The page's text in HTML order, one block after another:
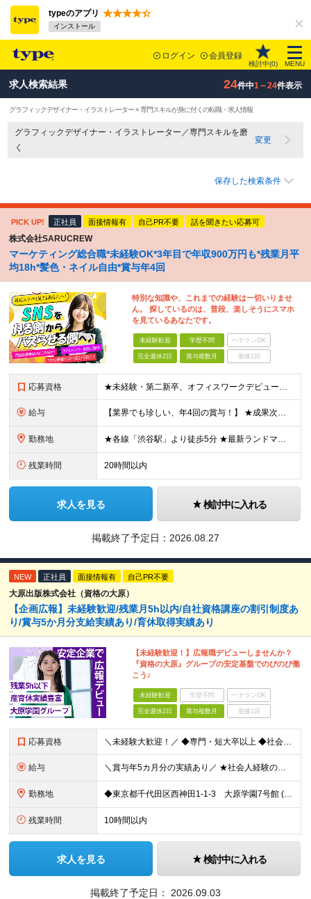
typeのアプリ
インストール
ログイン 会員登録
検討中(0) MENU
求人検索結果 24件中1～24件表示
グラフィックデザイナー・イラストレーター × 専門スキルが身に付くの転職・求人情報
グラフィックデザイナー・イラストレーター／専門スキルを磨
く
変更
保存した検索条件
PICK UP! 正社員 面接情報有 自己PR不要 話を聞きたい応募可
株式会社SARUCREW
マーケティング総合職*未経験OK*3年目で年収900万円も*残業月平
均18h*髪色・ネイル自由*賞与年4回
特別な知識や、これまでの経験は一切いりませ
ん。 探しているのは、普段、楽しそうにスマホ
を見ているあなたです。
未経験歓迎 学歴不問 ベテランOK
完全週休2日 賞与複数月 面接1回
応募資格 ★未経験・第二新卒、オフィスワークデビュー大歓迎 ★平均年齢は28.6歳！ ★20代の若手メンバーが中心になって活躍している職場です！ ●学歴不問 ※35歳以下の方（若年層の長期キャリア形成） ★こ
給与 【業界でも珍しい、年4回の賞与！】 ★成果次第でスピード昇給可 →20代で年収700万〜900万超も！ ■未経験：月給26〜30万円＋賞与年4回（業績による）＋各種手当 ※経験・スキルを考慮して決定
勤務地 ★各線「渋谷駅」より徒歩5分 ★最新ランドマークオフィスです！ ★転勤はありません 【本社】 東京都渋谷区道玄坂2-25-12 道玄坂通 dogenzaka-dori 5階 ※(変更の範囲)上記を除
残業時間 20時間以内
求人を見る 検討中に入れる
掲載終了予定日： 2026.08.27
NEW 正社員 面接情報有 自己PR不要
大原出版株式会社（資格の大原）
【企画広報】未経験歓迎/残業月5h以内/自社資格講座の割引制度あ
り/賞与5か月分支給実績あり/育休取得実績あり
【未経験歓迎！】広報職デビューしませんか？
『資格の大原』グループの安定基盤でのびのび働
こう♪
未経験歓迎 学歴不問 ベテランOK
完全週休2日 賞与複数月 面接1回
応募資格 ＼未経験大歓迎！／ ◆専門・短大卒以上 ◆社会人経験がある方 いろいろやってみたい！という意欲があればOK◎
給与 ＼賞与年5カ月分の実績あり／ ★社会人経験の年数に応じて給与アップ！ ★実績に応じたベースアップも年1回実施しています ★資格等をお持ちの方は、月給40万円可能！ 【想定年収】400～800万円
勤務地 ◆東京都千代田区西神田1-1-3 大原学園7号館 (変更の範囲)上記を除く当社関連勤務地
残業時間 10時間以内
求人を見る 検討中に入れる
掲載終了予定日： 2026.09.03